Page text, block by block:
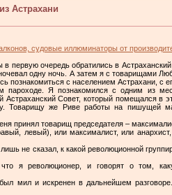
Астрахани
судовые иллюминаторы от
первую очередь обратились в
одну ночь. А затем я с товарищами
познакомиться с населением Астрахани, с
Я познакомился с одним из
Астраханский Совет, который помещался в
Товарищу же Риве работы на пишущей
принял товарищ председателя –
левый), или максималист, или
не сказал, к какой революционной
я революционер, и говорят о том,
мил и искренен в дальнейшем